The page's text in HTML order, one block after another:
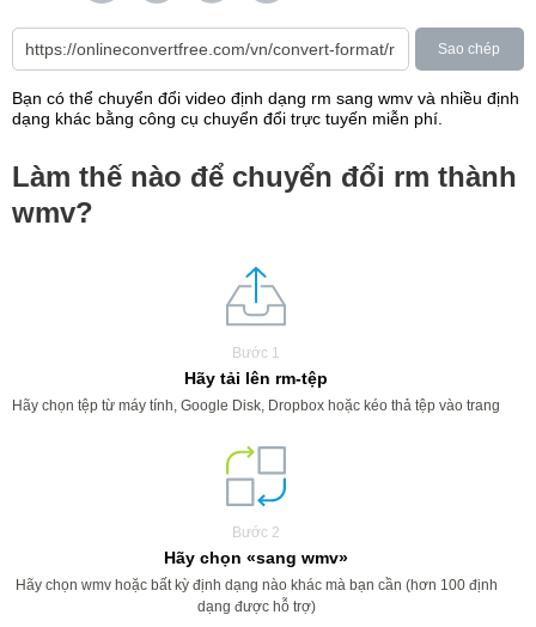
Sao chép
Bạn có thể chuyển đổi video định dạng rm sang wmv và nhiều định
dạng khác bằng công cụ chuyển đổi trực tuyến miễn phí.
Làm thế nào để chuyển đổi rm thành
wmv?
Bước 1
Hãy tải lên rm-tệp
Hãy chọn tệp từ máy tính, Google Disk, Dropbox hoặc kéo thả tệp vào trang
Bước 2
Hãy chọn «sang wmv»
Hãy chọn wmv hoặc bất kỳ định dạng nào khác mà bạn cần (hơn 100 định
dạng được hỗ trợ)